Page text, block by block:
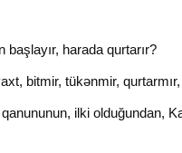
başlayır, harada qurtarır?
bitmir, tükənmir,
ilki olduğundan,